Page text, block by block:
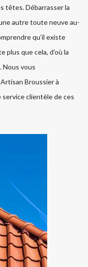
têtes. Débarrasser la
autre toute neuve au-
qu’il existe
plus que cela, d’où la
vous
Broussier à
service clientèle de ces